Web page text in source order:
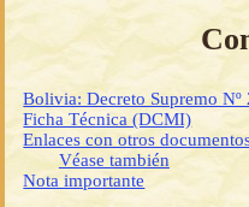
Bolivia: Decreto Supremo
Ficha Técnica (DCMI)
Enlaces con otros
Véase también
Nota importante